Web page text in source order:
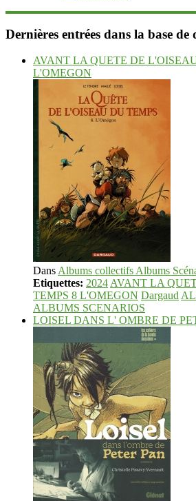
Dernières entrées dans la base de
AVANT LA QUETE DE
L'OMEGON
Dans Albums collectifs Albums
Etiquettes: 2024 AVANT LA
TEMPS 8 L'OMEGON Dargaud
ALBUMS SCENARIOS
LOISEL DANS L' OMBRE DE